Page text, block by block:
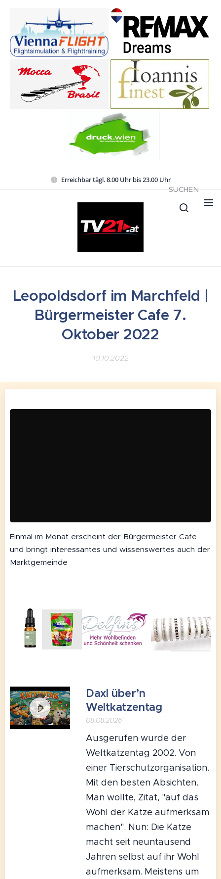
Erreichbar tägl. 8.00 Uhr bis 23.00 Uhr
SUCHEN
Leopoldsdorf im Marchfeld |
Bürgermeister Cafe 7.
Oktober 2022
10.10.2022
Einmal im Monat erscheint der Bürgermeister Cafe
und bringt interessantes und wissenswertes auch der
Marktgemeinde
Daxl über’n
Weltkatzentag
08.08.2026
Ausgerufen wurde der
Weltkatzentag 2002. Von
einer Tierschutzorganisation.
Mit den besten Absichten.
Man wollte, Zitat, "auf das
Wohl der Katze aufmerksam
machen". Nun: Die Katze
macht seit neuntausend
Jahren selbst auf ihr Wohl
aufmerksam. Meistens um